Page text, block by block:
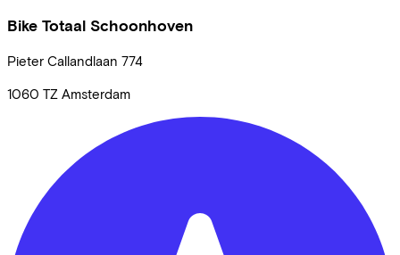
Bike Totaal Schoonhoven
Pieter Callandlaan 774
1060 TZ Amsterdam